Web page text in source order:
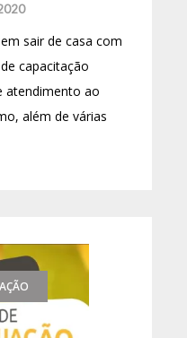
sair de casa com
capacitação
atendimento ao
além de várias